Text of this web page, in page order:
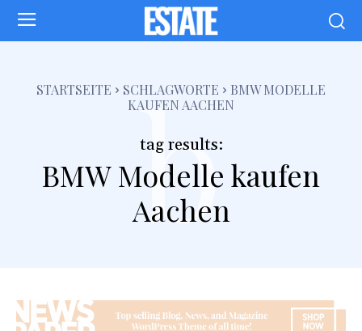
STARTSEITE SCHLAGWORTE
BMW MODELLE
KAUFEN AACHEN
tag results:
BMW Modelle kaufen
Aachen
b